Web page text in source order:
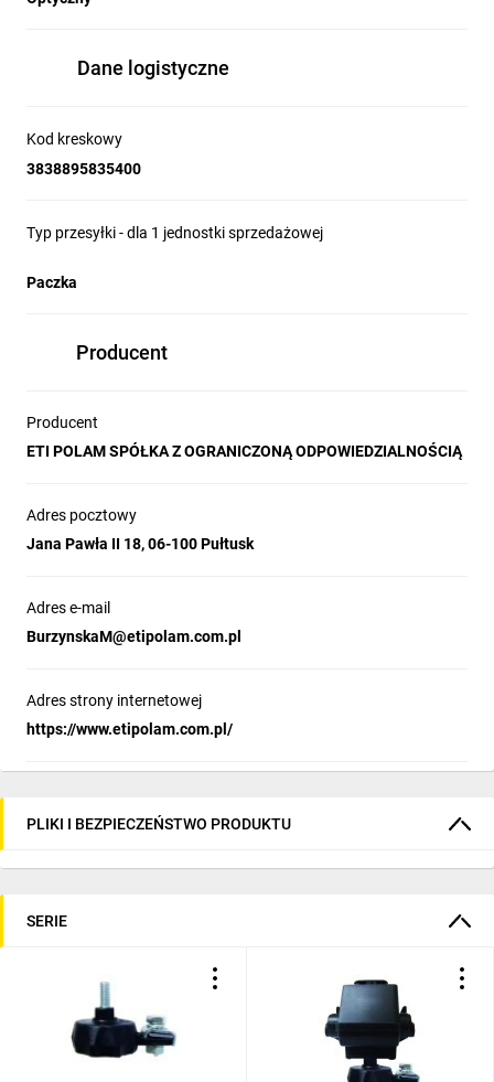
Dane logistyczne
Kod kreskowy
3838895835400
Typ przesyłki - dla 1 jednostki sprzedażowej
Paczka
Producent
Producent
ETI POLAM SPÓŁKA Z OGRANICZONĄ ODPOWIEDZIALNOŚCIĄ
Adres pocztowy
Jana Pawła II 18, 06-100 Pułtusk
Adres e-mail
BurzynskaM@etipolam.com.pl
Adres strony internetowej
https://www.etipolam.com.pl/
PLIKI I BEZPIECZEŃSTWO PRODUKTU
SERIE